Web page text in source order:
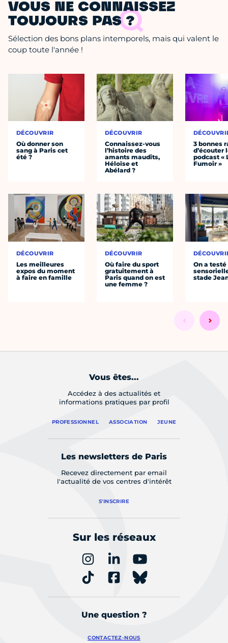
VOUS NE CONNAISSEZ
TOUJOURS PAS ?
Sélection des bons plans intemporels, mais qui valent le
coup toute l'année !
DÉCOUVRIR
Où donner son
sang à Paris cet
été ?
DÉCOUVRIR
Les meilleures
expos du moment
à faire en famille
DÉCOUVRIR
Connaissez-vous
l’histoire des
amants maudits,
Héloïse et
Abélard ?
DÉCOUVRIR
Où faire du sport
gratuitement à
Paris quand on est
une femme ?
3 bonnes
d’écouter
podcast «
Fumoir »
On a
stade
Vous êtes...
Accédez à des actualités et
informations pratiques par profil
PROFESSIONNEL ASSOCIATION JEUNE
Les newsletters de Paris
Recevez directement par email
l'actualité de vos centres d'intérêt
S'INSCRIRE
Sur les réseaux
Une question ?
CONTACTEZ-NOUS